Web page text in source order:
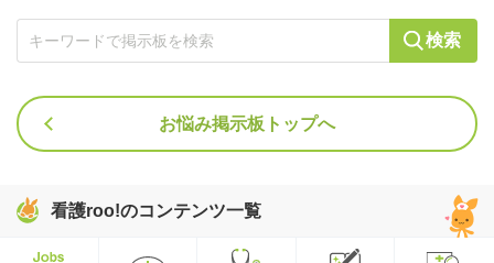
検索
お悩み掲示板トップへ
看護roo!のコンテンツ一覧